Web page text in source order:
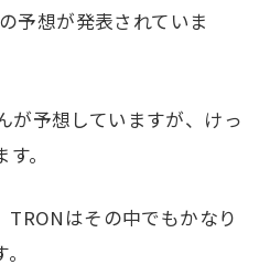
予想が発表されていま
が予想していますが、けっ
す。
TRONはその中でもかなり